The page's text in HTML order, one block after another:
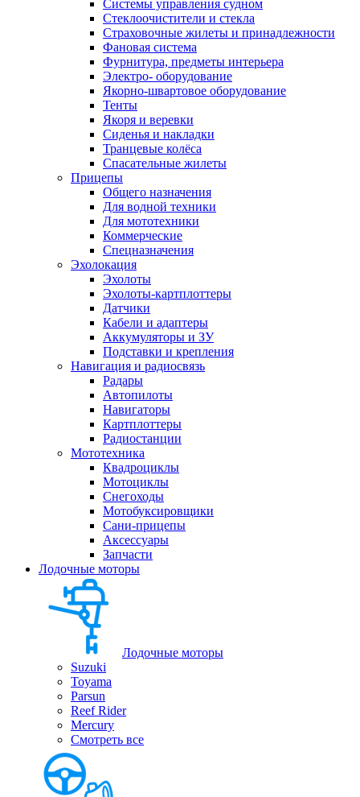
Системы управления судном
Стеклоочистители и стекла
Страховочные жилеты и принадлежности
Фановая система
Фурнитура, предметы интерьера
Электро- оборудование
Якорно-швартовое оборудование
Тенты
Якоря и веревки
Сиденья и накладки
Транцевые колёса
Спасательные жилеты
Прицепы
Общего назначения
Для водной техники
Для мототехники
Коммерческие
Спецназначения
Эхолокация
Эхолоты
Эхолоты-картплоттеры
Датчики
Кабели и адаптеры
Аккумуляторы и ЗУ
Подставки и крепления
Навигация и радиосвязь
Радары
Автопилоты
Навигаторы
Картплоттеры
Радиостанции
Мототехника
Квадроциклы
Мотоциклы
Снегоходы
Мотобуксировщики
Сани-прицепы
Аксессуары
Запчасти
Лодочные моторы
Лодочные моторы
Suzuki
Toyama
Parsun
Reef Rider
Mercury
Смотреть все